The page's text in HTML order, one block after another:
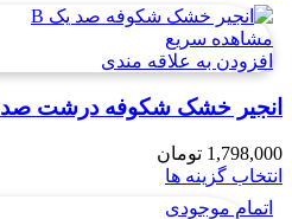
مشاهده سریع
افزودن به علاقه مندی
انجیر خشک شکوفه درشت
1,798,000 تومان
انتخاب گزینه ها
اتمام موجودی